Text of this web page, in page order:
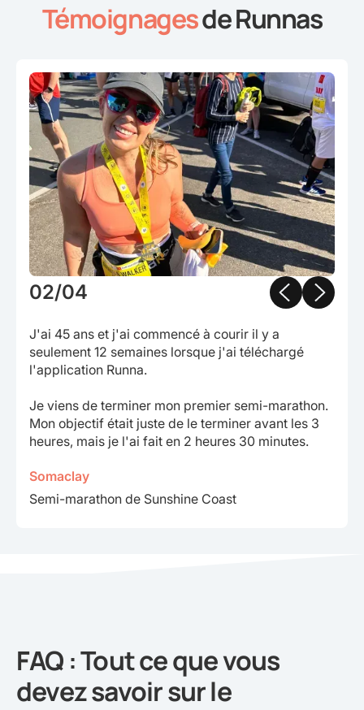
Témoignagesde Runnas
02/04
J'ai 45 ans et j'ai commencé à courir il y a
seulement 12 semaines lorsque j'ai téléchargé
l'application Runna.
Je viens de terminer mon premier semi-marathon.
Mon objectif était juste de le terminer avant les 3
heures, mais je l'ai fait en 2 heures 30 minutes.
Somaclay
Semi-marathon de Sunshine Coast
Slide 2 of 4.
FAQ : Tout ce que vous
devez savoir sur le